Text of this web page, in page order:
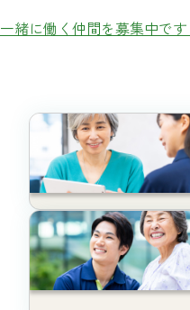
一緒に働く仲間を募集中で